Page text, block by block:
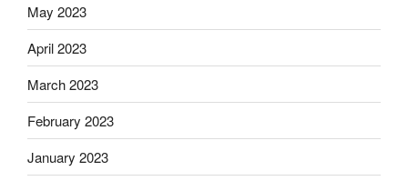
May 2023
April 2023
March 2023
February 2023
January 2023